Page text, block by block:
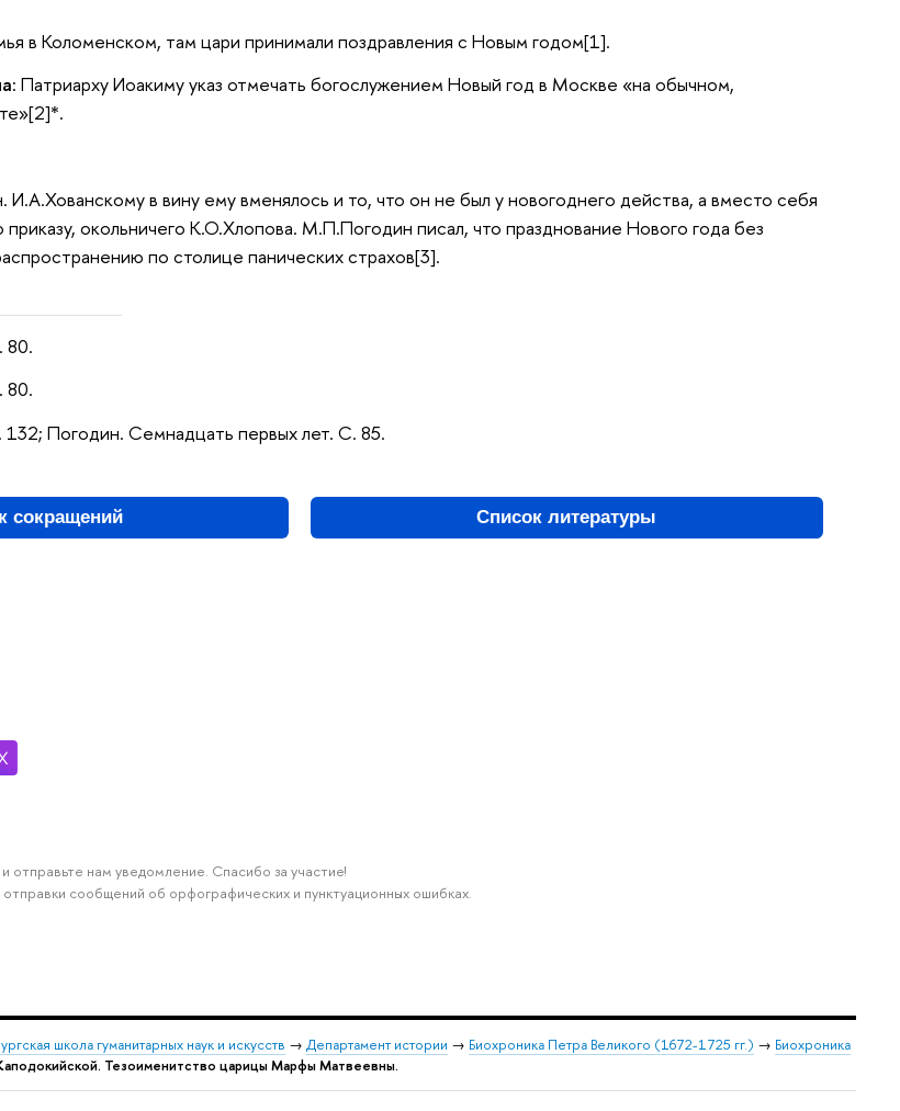
в Коломенском, там цари принимали поздравления с Новым годом[1].
: Патриарху Иоакиму указ отмечать богослужением Новый год в Москве «на обычном,
И.А.Хованскому в вину ему вменялось и то, что он не был у новогоднего действа, а вместо себя
приказу, окольничего К.О.Хлопова. М.П.Погодин писал, что празднование Нового года без
по столице панических страхов[3].
80.
80.
Погодин. Семнадцать первых лет. С. 85.
сокращений Список литературы
нам уведомление. Спасибо за участие!
сообщений об орфографических и пунктуационных ошибках.
школа гуманитарных наук и искусств → Департамент истории → Биохроника Петра Великого (1672-1725 гг.) → Биохроника
Тезоименитство царицы Марфы Матвеевны.